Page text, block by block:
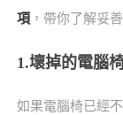
項，帶你了解妥
1.壞掉的電腦
如果電腦椅已經